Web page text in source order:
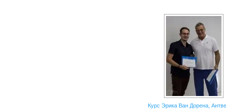
Курс Эрика Ван Дорена,